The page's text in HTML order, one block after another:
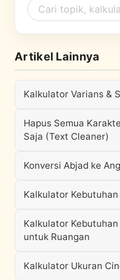
Artikel Lainnya
Kalkulator Varians &
Hapus Semua
Saja (Text Cleaner)
Konversi Abjad ke
Kalkulator
Kalkulator
untuk Ruangan
Kalkulator Ukuran